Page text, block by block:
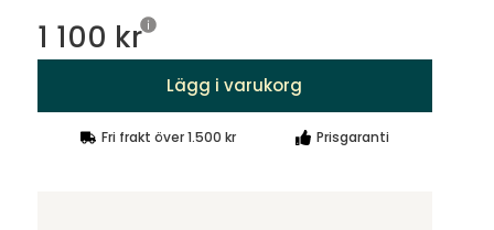
1 100 kr
Lägg i varukorg
Fri frakt över 1.500 kr Prisgaranti